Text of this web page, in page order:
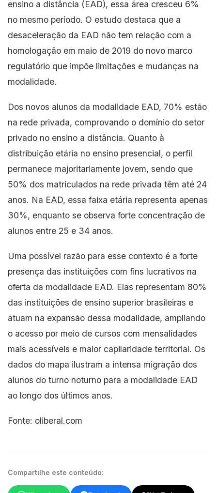
ensino a distância (EAD), essa área cresceu 6%
no mesmo período. O estudo destaca que a
desaceleração da EAD não tem relação com a
homologação em maio de 2019 do novo marco
regulatório que impõe limitações e mudanças na
modalidade.
Dos novos alunos da modalidade EAD, 70% estão
na rede privada, comprovando o domínio do setor
privado no ensino a distância. Quanto à
distribuição etária no ensino presencial, o perfil
permanece majoritariamente jovem, sendo que
50% dos matriculados na rede privada têm até 24
anos. Na EAD, essa faixa etária representa apenas
30%, enquanto se observa forte concentração de
alunos entre 25 e 34 anos.
Uma possível razão para esse contexto é a forte
presença das instituições com fins lucrativos na
oferta da modalidade EAD. Elas representam 80%
das instituições de ensino superior brasileiras e
atuam na expansão dessa modalidade, ampliando
o acesso por meio de cursos com mensalidades
mais acessíveis e maior capilaridade territorial. Os
dados do mapa ilustram a intensa migração dos
alunos do turno noturno para a modalidade EAD
ao longo dos últimos anos.
Fonte: oliberal.com
Compartilhe este conteúdo: